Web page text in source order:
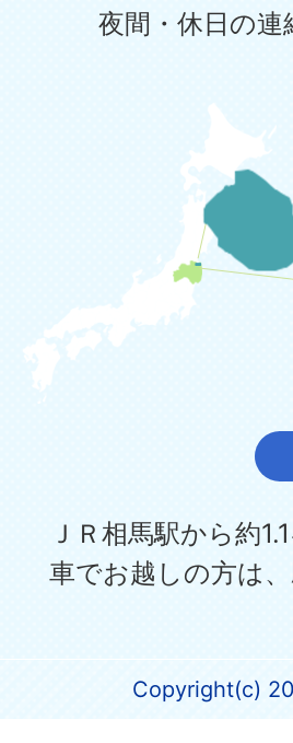
夜間・休日の
ＪＲ相馬駅から約
車でお越しの方は
Copyright(c)